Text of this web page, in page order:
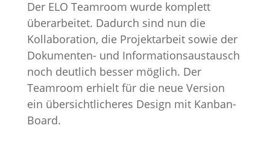
Der ELO Teamroom wurde komplett
überarbeitet. Dadurch sind nun die
Kollaboration, die Projektarbeit sowie der
Dokumenten- und Informationsaustausch
noch deutlich besser möglich. Der
Teamroom erhielt für die neue Version
ein übersichtlicheres Design mit Kanban-
Board.